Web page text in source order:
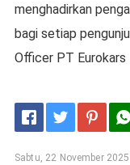
menghadirkan
bagi setiap
Officer PT
Sabtu, 22 November 2025